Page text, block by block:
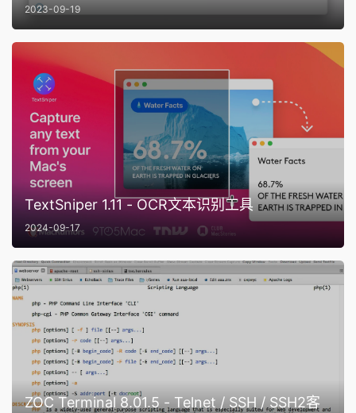
2023-09-19
TextSniper 1.11 - OCR文本识别工具
2024-09-17
ZOC Terminal 8.01.5 - Telnet / SSH / SSH2客